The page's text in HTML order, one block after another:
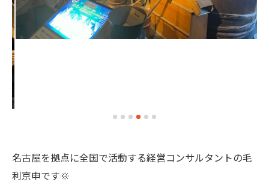
名古屋を拠点に全国で活動する経営コンサルタントの毛
利京申です🌞